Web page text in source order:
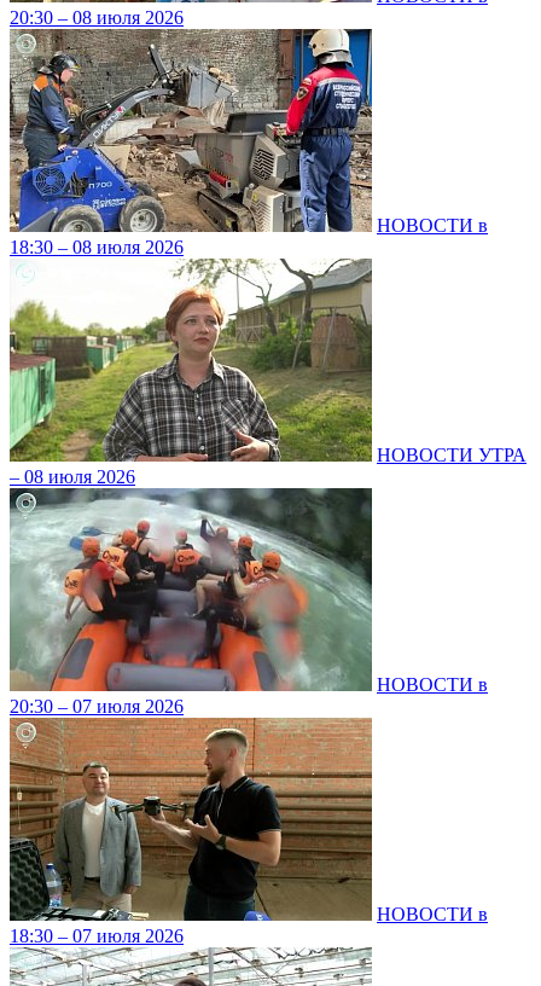
20:30 – 08 июля 2026
НОВОСТИ в
18:30 – 08 июля 2026
НОВОСТИ УТРА
– 08 июля 2026
НОВОСТИ в
20:30 – 07 июля 2026
НОВОСТИ в
18:30 – 07 июля 2026